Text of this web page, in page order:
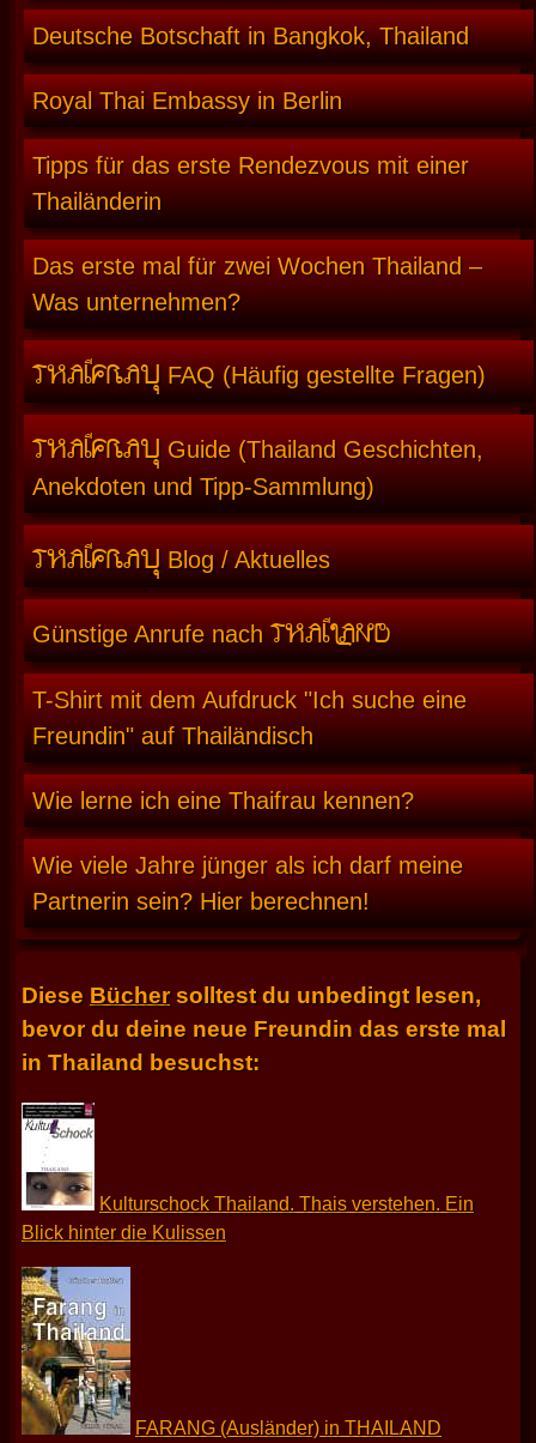
Deutsche Botschaft in Bangkok, Thailand
Royal Thai Embassy in Berlin
Tipps für das erste Rendezvous mit einer
Thailänderin
Das erste mal für zwei Wochen Thailand –
Was unternehmen?
THAIFRAUFAQ (Häufig gestellte Fragen)
THAIFRAU Guide (Thailand Geschichten,
Anekdoten und Tipp-Sammlung)
THAIFRAUBlog / Aktuelles
Günstige Anrufe nachTHAILAND
T-Shirt mit dem Aufdruck "Ich suche eine
Freundin" auf Thailändisch
Wie lerne ich eine Thaifrau kennen?
Wie viele Jahre jünger als ich darf meine
Partnerin sein? Hier berechnen!
Diese Büchersolltest du unbedingt lesen,
bevor du deine neue Freundin das erste mal
in Thailand besuchst:
Kulturschock Thailand. Thais verstehen. Ein
Blick hinter die Kulissen
FARANG (Ausländer) in THAILAND